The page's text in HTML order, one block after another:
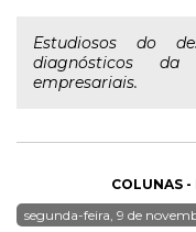
Estudiosos do
diagnósticos da
empresariais.
COLUNAS
segunda-feira, 9 de